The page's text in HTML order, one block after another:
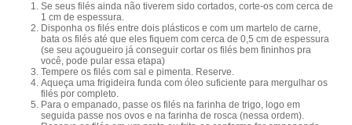
Se seus filés ainda não tiverem sido cortados, corte-os com cerca de
1 cm de espessura.
Disponha os filés entre dois plásticos e com um martelo de carne,
bata os filés até que eles fiquem com cerca de 0,5 cm de espessura
(se seu açougueiro já conseguir cortar os filés bem fininhos pra
você, pode pular essa etapa)
Tempere os filés com sal e pimenta. Reserve.
Aqueça uma frigideira funda com óleo suficiente para mergulhar os
filés por completo.
Para o empanado, passe os filés na farinha de trigo, logo em
seguida passe nos ovos e na farinha de rosca (nessa ordem).